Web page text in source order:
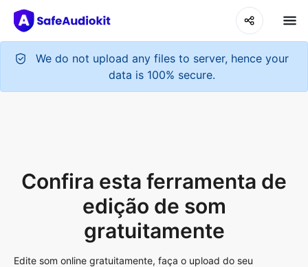
gratuitamente
Edite som online gratuitamente, faça o upload do seu
arquivo abaixo para começar